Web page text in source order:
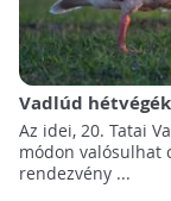
Vadlúd
Az idei, 20. Tatai
módon valósulhat
rendezvény ...